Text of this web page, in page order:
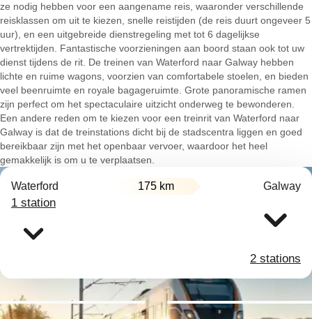
ze nodig hebben voor een aangename reis, waaronder verschillende
reisklassen om uit te kiezen, snelle reistijden (de reis duurt ongeveer 5
uur), en een uitgebreide dienstregeling met tot 6 dagelijkse
vertrektijden. Fantastische voorzieningen aan boord staan ook tot uw
dienst tijdens de rit. De treinen van Waterford naar Galway hebben
lichte en ruime wagons, voorzien van comfortabele stoelen, en bieden
veel beenruimte en royale bagageruimte. Grote panoramische ramen
zijn perfect om het spectaculaire uitzicht onderweg te bewonderen.
Een andere reden om te kiezen voor een treinrit van Waterford naar
Galway is dat de treinstations dicht bij de stadscentra liggen en goed
bereikbaar zijn met het openbaar vervoer, waardoor het heel
gemakkelijk is om u te verplaatsen.
Waterford 175 km Galway
1 station
2 stations